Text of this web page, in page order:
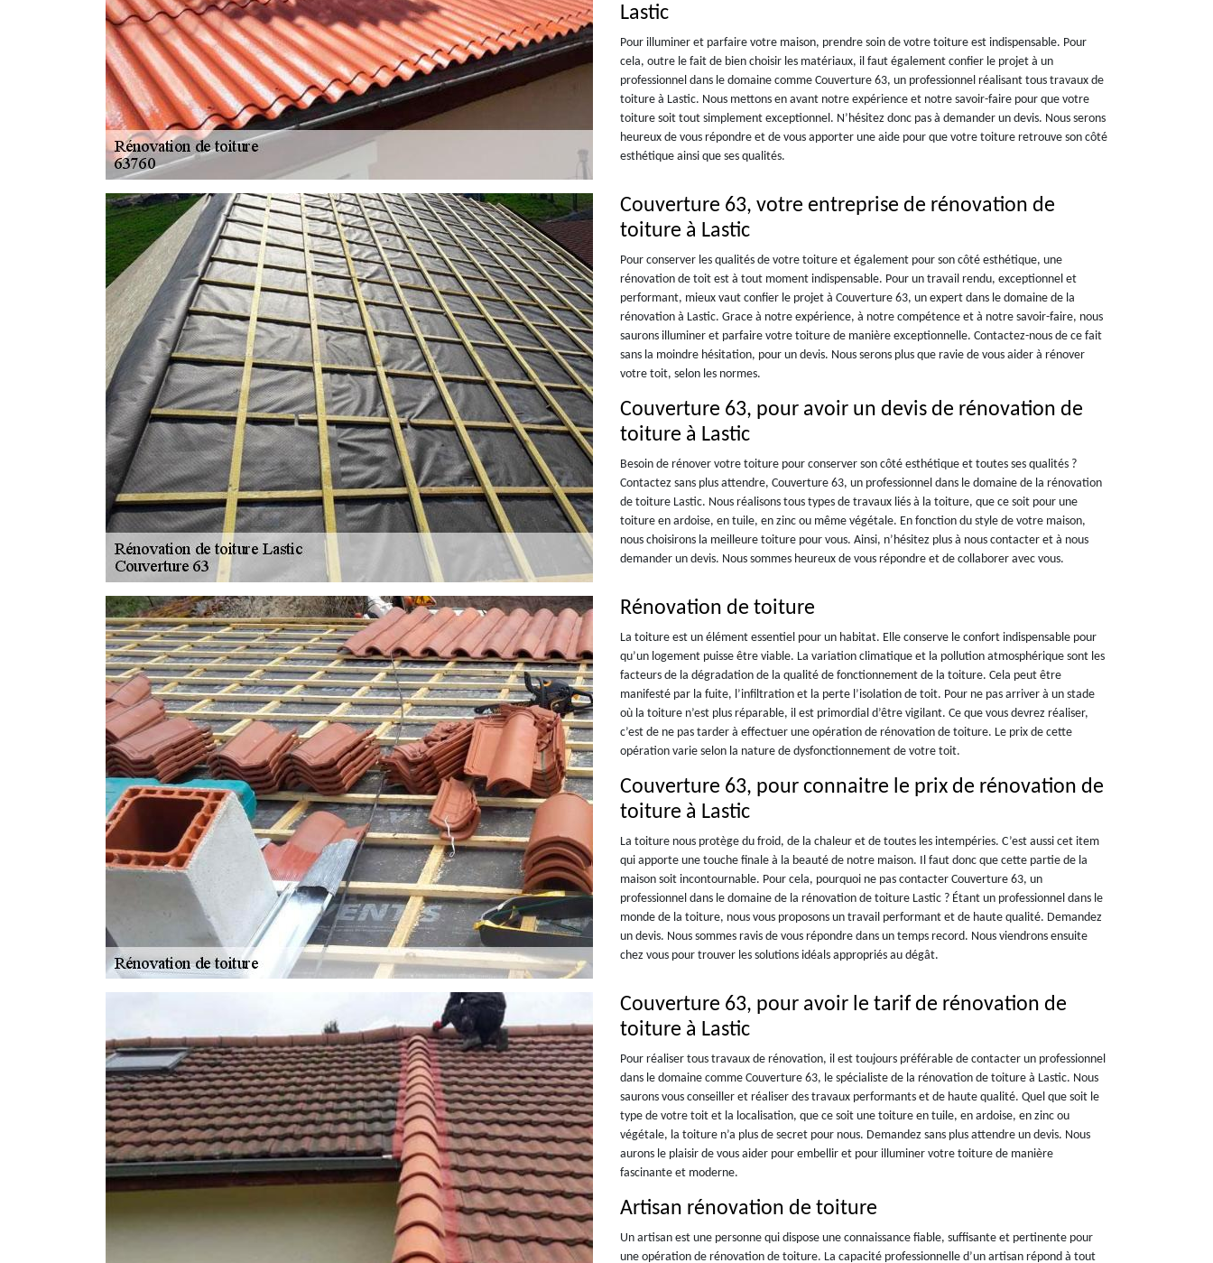
Lastic
Pour illuminer et parfaire votre maison, prendre soin de votre toiture est indispensable. Pour
cela, outre le fait de bien choisir les matériaux, il faut également confier le projet à un
professionnel dans le domaine comme Couverture 63, un professionnel réalisant tous travaux de
toiture à Lastic. Nous mettons en avant notre expérience et notre savoir-faire pour que votre
toiture soit tout simplement exceptionnel. N’hésitez donc pas à demander un devis. Nous serons
heureux de vous répondre et de vous apporter une aide pour que votre toiture retrouve son côté
esthétique ainsi que ses qualités.
Couverture 63, votre entreprise de rénovation de
toiture à Lastic
Pour conserver les qualités de votre toiture et également pour son côté esthétique, une
rénovation de toit est à tout moment indispensable. Pour un travail rendu, exceptionnel et
performant, mieux vaut confier le projet à Couverture 63, un expert dans le domaine de la
rénovation à Lastic. Grace à notre expérience, à notre compétence et à notre savoir-faire, nous
saurons illuminer et parfaire votre toiture de manière exceptionnelle. Contactez-nous de ce fait
sans la moindre hésitation, pour un devis. Nous serons plus que ravie de vous aider à rénover
votre toit, selon les normes.
Couverture 63, pour avoir un devis de rénovation de
toiture à Lastic
Besoin de rénover votre toiture pour conserver son côté esthétique et toutes ses qualités ?
Contactez sans plus attendre, Couverture 63, un professionnel dans le domaine de la rénovation
de toiture Lastic. Nous réalisons tous types de travaux liés à la toiture, que ce soit pour une
toiture en ardoise, en tuile, en zinc ou même végétale. En fonction du style de votre maison,
nous choisirons la meilleure toiture pour vous. Ainsi, n’hésitez plus à nous contacter et à nous
demander un devis. Nous sommes heureux de vous répondre et de collaborer avec vous.
Rénovation de toiture
La toiture est un élément essentiel pour un habitat. Elle conserve le confort indispensable pour
qu’un logement puisse être viable. La variation climatique et la pollution atmosphérique sont les
facteurs de la dégradation de la qualité de fonctionnement de la toiture. Cela peut être
manifesté par la fuite, l’infiltration et la perte l’isolation de toit. Pour ne pas arriver à un stade
où la toiture n’est plus réparable, il est primordial d’être vigilant. Ce que vous devrez réaliser,
c’est de ne pas tarder à effectuer une opération de rénovation de toiture. Le prix de cette
opération varie selon la nature de dysfonctionnement de votre toit.
Couverture 63, pour connaitre le prix de rénovation de
toiture à Lastic
La toiture nous protège du froid, de la chaleur et de toutes les intempéries. C’est aussi cet item
qui apporte une touche finale à la beauté de notre maison. Il faut donc que cette partie de la
maison soit incontournable. Pour cela, pourquoi ne pas contacter Couverture 63, un
professionnel dans le domaine de la rénovation de toiture Lastic ? Étant un professionnel dans le
monde de la toiture, nous vous proposons un travail performant et de haute qualité. Demandez
un devis. Nous sommes ravis de vous répondre dans un temps record. Nous viendrons ensuite
chez vous pour trouver les solutions idéals appropriés au dégât.
Couverture 63, pour avoir le tarif de rénovation de
toiture à Lastic
Pour réaliser tous travaux de rénovation, il est toujours préférable de contacter un professionnel
dans le domaine comme Couverture 63, le spécialiste de la rénovation de toiture à Lastic. Nous
saurons vous conseiller et réaliser des travaux performants et de haute qualité. Quel que soit le
type de votre toit et la localisation, que ce soit une toiture en tuile, en ardoise, en zinc ou
végétale, la toiture n’a plus de secret pour nous. Demandez sans plus attendre un devis. Nous
aurons le plaisir de vous aider pour embellir et pour illuminer votre toiture de manière
fascinante et moderne.
Artisan rénovation de toiture
Un artisan est une personne qui dispose une connaissance fiable, suffisante et pertinente pour
une opération de rénovation de toiture. La capacité professionnelle d’un artisan répond à tout